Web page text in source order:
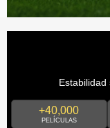
Estabilidad
+40,000
PELÍCULAS